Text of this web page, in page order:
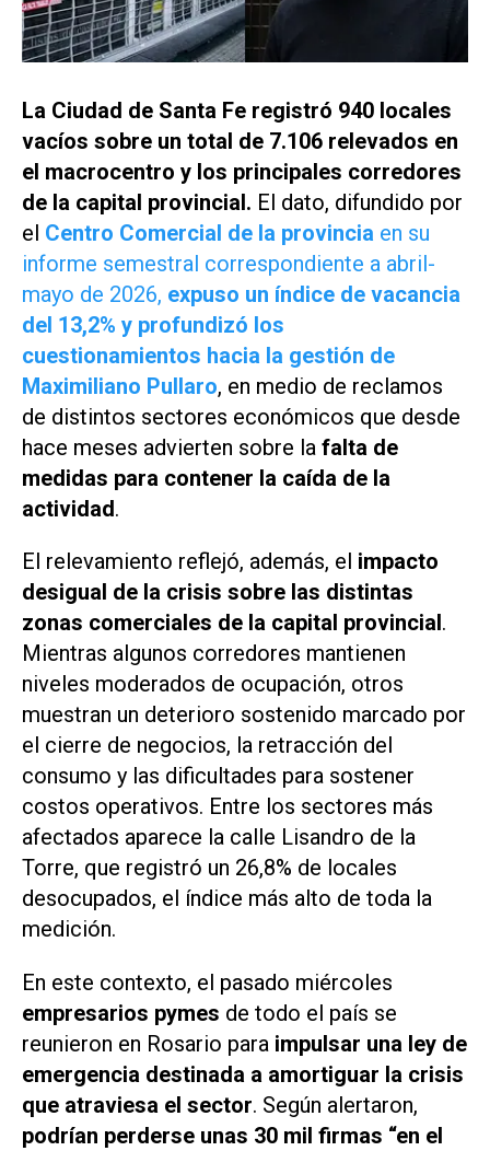
La Ciudad de Santa Fe registró 940 locales
vacíos sobre un total de 7.106 relevados en
el macrocentro y los principales corredores
de la capital provincial. El dato, difundido por
el Centro Comercial de la provincia en su
informe semestral correspondiente a abril-
mayo de 2026, expuso un índice de vacancia
del 13,2% y profundizó los
cuestionamientos hacia la gestión de
Maximiliano Pullaro, en medio de reclamos
de distintos sectores económicos que desde
hace meses advierten sobre la falta de
medidas para contener la caída de la
actividad.
El relevamiento reflejó, además, el impacto
desigual de la crisis sobre las distintas
zonas comerciales de la capital provincial.
Mientras algunos corredores mantienen
niveles moderados de ocupación, otros
muestran un deterioro sostenido marcado por
el cierre de negocios, la retracción del
consumo y las dificultades para sostener
costos operativos. Entre los sectores más
afectados aparece la calle Lisandro de la
Torre, que registró un 26,8% de locales
desocupados, el índice más alto de toda la
medición.
En este contexto, el pasado miércoles
empresarios pymes de todo el país se
reunieron en Rosario para impulsar una ley de
emergencia destinada a amortiguar la crisis
que atraviesa el sector. Según alertaron,
podrían perderse unas 30 mil firmas “en el